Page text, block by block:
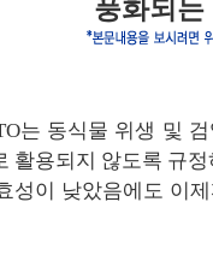
풍화되는
는 동식물 위생 및 검
활용되지 않도록 규
성이 낮았음에도 이